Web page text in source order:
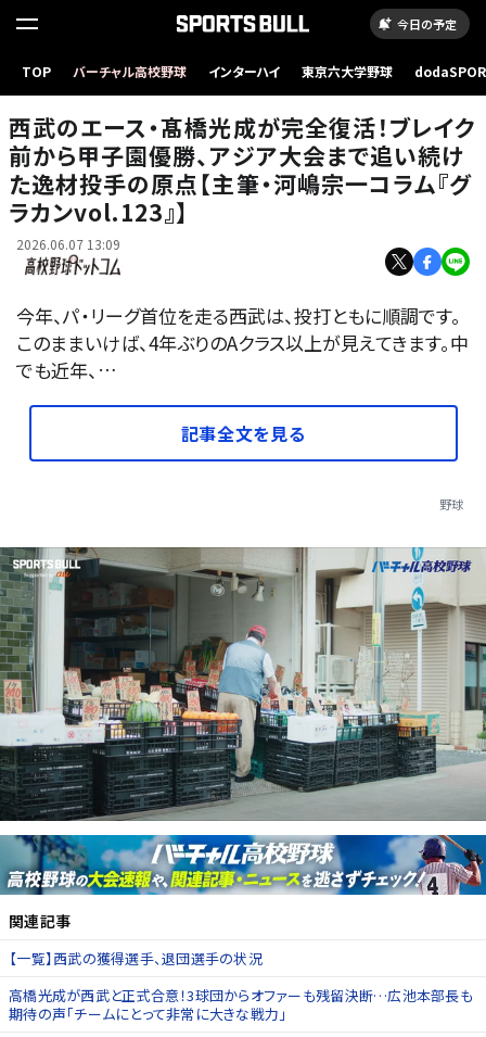
今日の予定
TOP バーチャル高校野球 インターハイ 東京六大学野球
西武のエース・髙橋光成が完全復活！ブレイク
前から甲子園優勝、アジア大会まで追い続け
た逸材投手の原点【主筆・河嶋宗一コラム『グ
ラカンvol.123』】
2026.06.07 13:09
今年、パ・リーグ首位を走る西武は、投打ともに順調です。
このままいけば、4年ぶりのAクラス以上が見えてきます。中
でも近年、…
記事全文を見る
野球
関連記事
【一覧】西武の獲得選手、退団選手の状況
高橋光成が西武と正式合意！3球団からオファーも残留決断…広池本部長も
期待の声「チームにとって非常に大きな戦力｣